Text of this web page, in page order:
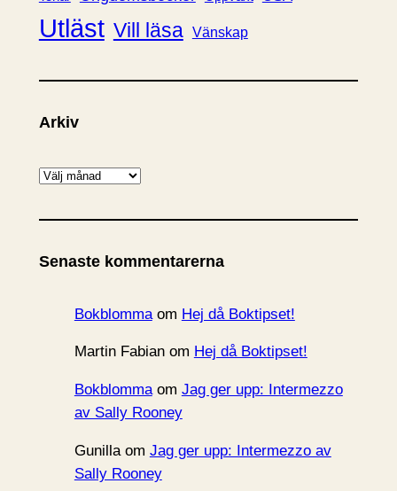
Utläst Vill läsa Vänskap
Arkiv
A
k
v
Senaste kommentarerna
Bokblommaom Hej då Boktipset!
Martin Fabianom Hej då Boktipset!
Bokblommaom Jag ger upp: Intermezzo
av Sally Rooney
Gunillaom Jag ger upp: Intermezzo av
Sally Rooney